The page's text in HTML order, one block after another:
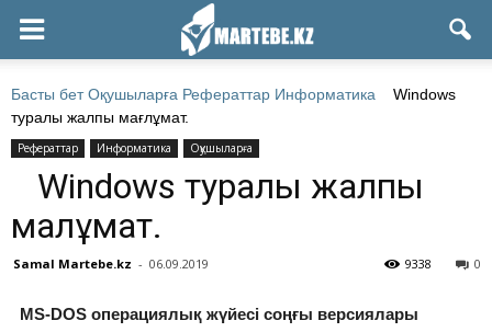
Басты бет Оқушыларға Рефераттар Информатика
Windows
туралы жалпы мағлұмат.
Рефераттар Информатика Оқушыларға
Windows туралы жалпы
мағлұмат.
Samal Martebe.kz - 06.09.2019 0
9338
MS-DOS операциялық жүйесі соңғы версиялары